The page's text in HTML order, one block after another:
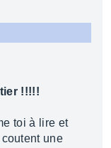
!!!!!
toi à lire et
une